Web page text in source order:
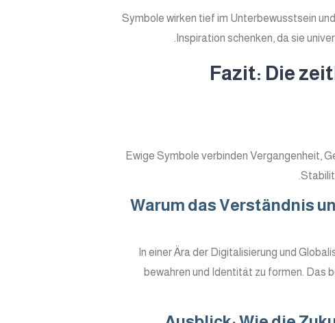
Symbole wirken tief im Unterbewusstsein
Inspiration schenken, da sie
Fazit: Die
Ewige Symbole verbinden Vergangenheit,
Warum das Verständnis
In einer Ära der Digitalisierung und
bewahren und Identität zu formen. Das